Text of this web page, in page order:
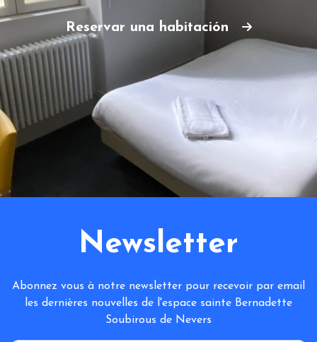
Reservar una habitación
Newsletter
Abonnez vous à notre newsletter pour recevoir par email
les dernières nouvelles de l'espace sainte Bernadette
Soubirous de Nevers